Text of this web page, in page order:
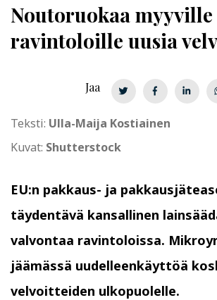
Noutoruokaa myyville
ravintoloille uusia
Teksti: Ulla-Maija Kostiainen
Kuvat: Shutterstock
EU:n pakkaus- ja
täydentävä kansallinen
valvontaa ravintoloissa.
jäämässä uudelleenkäyttöä
velvoitteiden ulkopuolelle.
Jaa